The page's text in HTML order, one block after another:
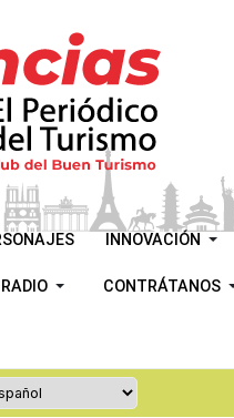
INNOVACIÓN
CONTRÁTANOS